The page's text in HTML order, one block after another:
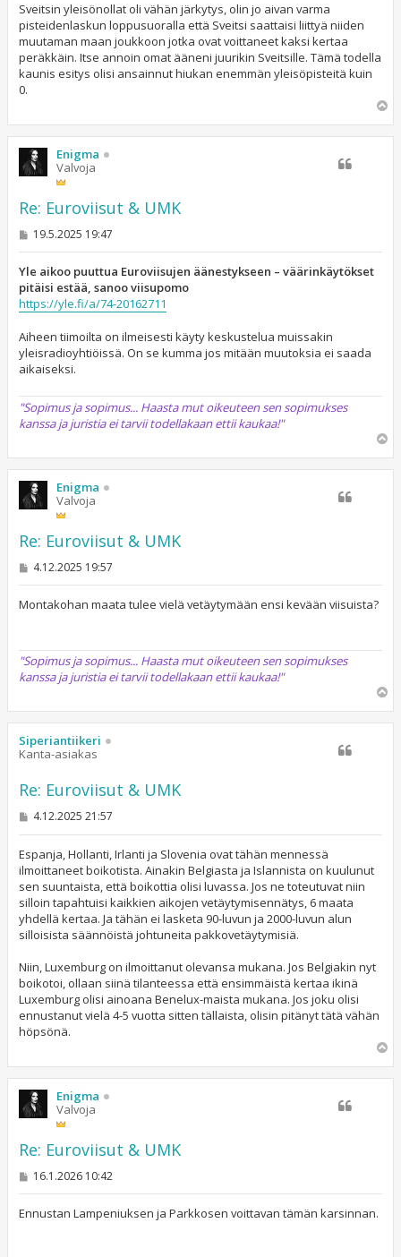
Sveitsin yleisönollat oli vähän järkytys, olin jo aivan varma
pisteidenlaskun loppusuoralla että Sveitsi saattaisi liittyä niiden
muutaman maan joukkoon jotka ovat voittaneet kaksi kertaa
peräkkäin. Itse annoin omat ääneni juurikin Sveitsille. Tämä todella
kaunis esitys olisi ansainnut hiukan enemmän yleisöpisteitä kuin
0.
ö
Enigma
Valvoja
Re: Euroviisut & UMK
V
s
t
i
19.5.2025 19:47
Yle aikoo puuttua Euroviisujen äänestykseen – väärinkäytökset
pitäisi estää, sanoo viisupomo
https://yle.fi/a/74-20162711
Aiheen tiimoilta on ilmeisesti käyty keskustelua muissakin
yleisradioyhtiöissä. On se kumma jos mitään muutoksia ei saada
aikaiseksi.
"Sopimus ja sopimus... Haasta mut oikeuteen sen sopimukses
kanssa ja juristia ei tarvii todellakaan ettii kaukaa!"
ö
Enigma
Valvoja
Re: Euroviisut & UMK
V
s
4.12.2025 19:57
Montakohan maata tulee vielä vetäytymään ensi kevään viisuista?
"Sopimus ja sopimus... Haasta mut oikeuteen sen sopimukses
kanssa ja juristia ei tarvii todellakaan ettii kaukaa!"
ö
Siperiantiikeri
Kanta-asiakas
Re: Euroviisut & UMK
V
e
s
t
i
4.12.2025 21:57
Espanja, Hollanti, Irlanti ja Slovenia ovat tähän mennessä
ilmoittaneet boikotista. Ainakin Belgiasta ja Islannista on kuulunut
sen suuntaista, että boikottia olisi luvassa. Jos ne toteutuvat niin
silloin tapahtuisi kaikkien aikojen vetäytymisennätys, 6 maata
yhdellä kertaa. Ja tähän ei lasketa 90-luvun ja 2000-luvun alun
silloisista säännöistä johtuneita pakkovetäytymisiä.
Niin, Luxemburg on ilmoittanut olevansa mukana. Jos Belgiakin nyt
boikotoi, ollaan siinä tilanteessa että ensimmäistä kertaa ikinä
Luxemburg olisi ainoana Benelux-maista mukana. Jos joku olisi
ennustanut vielä 4-5 vuotta sitten tällaista, olisin pitänyt tätä vähän
höpsönä.
ö
Enigma
Valvoja
Re: Euroviisut & UMK
V
s
16.1.2026 10:42
Ennustan Lampeniuksen ja Parkkosen voittavan tämän karsinnan.